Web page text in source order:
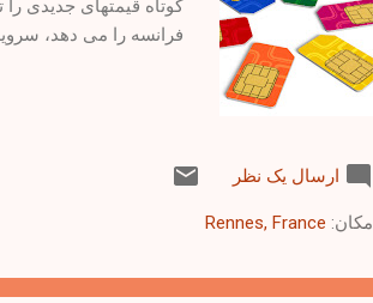
کوتاه قیمتهای جدیدی
فرانسه را می دهد، سرویس قبلی
ارسال یک نظر
مکان: Rennes, France